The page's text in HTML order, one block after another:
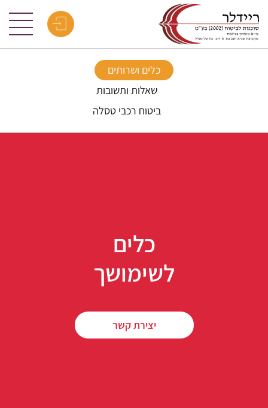
כלים ושרותים
שאלות ותשובות
ביטוח רכבי טסלה
כלים
לשימושך
יצירת קשר